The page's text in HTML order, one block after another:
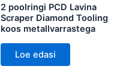
2 poolringi PCD Lavina
Scraper Diamond Tooling
koos metallvarrastega
Loe edasi